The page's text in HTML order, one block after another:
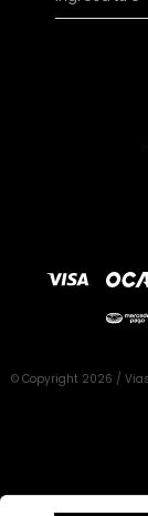
© Copyright 2026 /